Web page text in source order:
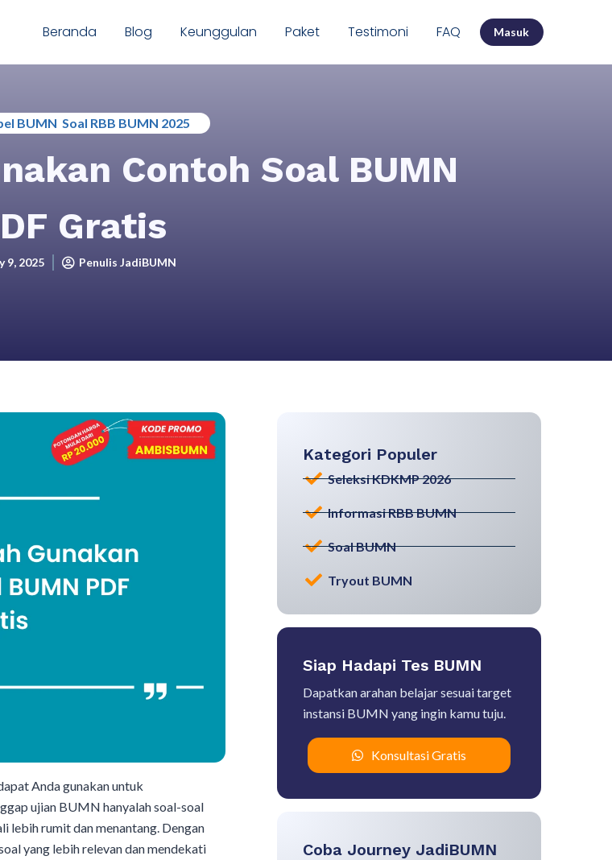
Beranda Blog Keunggulan Paket Testimoni FAQ Masuk
BUMN Soal RBB BUMN 2025
Contoh Soal BUMN
Gratis
9, 2025 Penulis JadiBUMN
Anda gunakan untuk
ujian BUMN hanyalah soal-soal
lebih rumit dan menantang. Dengan
yang lebih relevan dan mendekati
Kategori Populer
Seleksi KDKMP 2026
Informasi RBB BUMN
Soal BUMN
Tryout BUMN
Siap Hadapi Tes BUMN
Dapatkan arahan belajar sesuai target
instansi BUMN yang ingin kamu tuju.
Konsultasi Gratis
Coba Journey JadiBUMN